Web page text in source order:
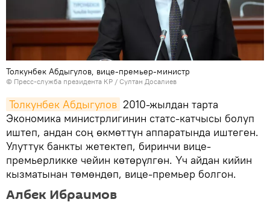
Толкунбек Абдыгулов, вице-премьер-министр
© Пресс-служба президента КР / Султан Досалиев
Толкунбек Абдыгулов 2010-жылдан тарта
Экономика министрлигинин статс-катчысы болуп
иштеп, андан соң өкмөттүн аппаратында иштеген.
Улуттук банкты жетектеп, биринчи вице-
премьерликке чейин көтөрүлгөн. Үч айдан кийин
кызматынан төмөндөп, вице-премьер болгон.
Албек Ибраимов